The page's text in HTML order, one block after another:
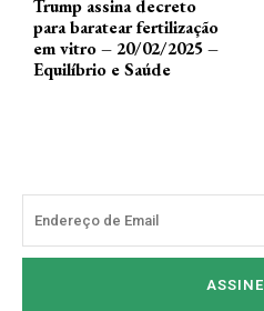
Trump assina decreto
para baratear fertilização
em vitro – 20/02/2025 –
Equilíbrio e Saúde
ASSINE